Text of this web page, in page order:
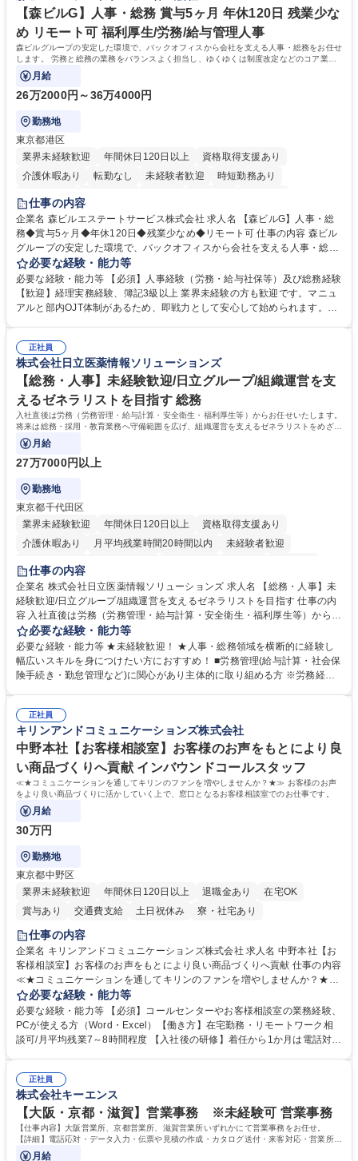
【森ビルG】人事・総務 賞与5ヶ月 年休120日 残業少な
め リモート可 福利厚生/労務/給与管理人事
森ビルグループの安定した環境で、バックオフィスから会社を支える人事・総務をお任せ
します。 労務と総務の業務をバランスよく担当し、ゆくゆくは制度改定などのコア業務
にも挑戦できる、やりがいある環境です。
月給
26万2000円～36万4000円
勤務地
東京都港区
業界未経験歓迎
年間休日120日以上
資格取得支援あり
介護休暇あり
転勤なし 未経験者歓迎
時短勤務あり
経験者歓迎
完全週休2日制
交通費支給 長期歓迎 駅近5分以内 土日祝休み
仕事の内容
企業名 森ビルエステートサービス株式会社 求人名 【森ビルG】人事・総
務◆賞与5ヶ月◆年休120日◆残業少なめ◆リモート可 仕事の内容 森ビル
グループの安定した環境で、バックオフィスから会社を支える人事・総務
をお任せします。 労務と総務の業務をバランスよく担当し、ゆくゆくは制
度改定などのコア業務にも挑戦できる、やりがいある環境です。 ■勤怠管
理、給与計算、社会保険手続き、年末調整等の労務管理全般 ■入退社手続
き、社内規定の改定や人事制度改定などのコア業務 ■社内イベントの企画
でも質問・相談できる環境が整っているため、安心して成長できます。 募
集職種 【森ビルG】人事・総務◆賞与5ヶ月◆年休120日◆残業少なめ◆
リモート可
必要な経験・能力等
必要な経験・能力等 【必須】人事経験（労務・給与社保等）及び総務経験
【歓迎】経理実務経験、簿記3級以上 業界未経験の方も歓迎です。マニュ
アルと部内OJT体制があるため、即戦力として安心して始められます。
務に挑戦できるため、自身の成長と組織への貢献度をダイレクトに実感で
きます。 残業少なめ、週1日リモート可など、ワークライフバランスを保
ち長期活躍できる環境です。 「これまでの幅広い経験を活かし、長期的な
キャリアを築きたい」という前向きな意欲と挑戦を全力で応援します。 学
歴・資格 学歴：大学院 大学 高専 短大 専修学校 高校 語学力： 資格：日商
簿記検定1級 日商簿記検定2級 日商簿記検定3級
正社員
株式会社日立医薬情報ソリューションズ
【総務・人事】未経験歓迎/日立グループ/組織運営を支
えるゼネラリストを目指す 総務
入社直後は労務（労務管理・給与計算・安全衛生・福利厚生等）からお任せいたします。
将来は総務・採用・教育業務へ守備範囲を広げ、組織運営を支えるゼネラリストをめざせ
ます。
月給
27万7000円以上
勤務地
東京都千代田区
業界未経験歓迎
年間休日120日以上
資格取得支援あり
介護休暇あり
月平均残業時間20時間以内
未経験者歓迎
住宅手当あり
育休あり
完全週休2日制 交通費支給 土日祝休み 寮・社宅あり
仕事の内容
企業名 株式会社日立医薬情報ソリューションズ 求人名 【総務・人事】未
経験歓迎/日立グループ/組織運営を支えるゼネラリストを目指す 仕事の内
容 入社直後は労務（労務管理・給与計算・安全衛生・福利厚生等）からお
任せいたします。将来は総務・採用・教育業務へ守備範囲を広げ、組織運
営を支えるゼネラリストをめざせます。 ・初期業務：労働時間管理、給与
計算、社会保険対応、福利厚生管理、安全衛生、健康経営推進等をお任せ
します。ご経験に応じて、休職者管理など、幅広く経験を積んでいただき
幅広く経験を積みたい意欲がある方に最適な環境です。 募集職種 【総
務・人事】未経験歓迎/日立グループ/組織運営を支えるゼネラリストを目
指す
必要な経験・能力等
必要な経験・能力等 ★未経験歓迎！ ★人事・総務領域を横断的に経験し
幅広いスキルを身につけたい方におすすめ！ ■労務管理(給与計算・社会保
険手続き・勤怠管理など)に関心があり主体的に取り組める方 ※労務経験
のご経験 ■労務管理（給与計算・社会保険手続き・勤怠管理など）の経験
■衛生管理者の資格をお持ちの方 学歴・資格 学歴：大学院 大学 高専 短大
専修学校 高校 語学力： 資格：
正社員
キリンアンドコミュニケーションズ株式会社
中野本社【お客様相談室】お客様のお声をもとにより良
い商品づくりへ貢献 インバウンドコールスタッフ
≪★コミュニケーションを通してキリンのファンを増やしませんか？★≫ お客様のお声
をより良い商品づくりに活かしていく上で、窓口となるお客様相談室でのお仕事です。
月給
30万円
勤務地
東京都中野区
業界未経験歓迎
年間休日120日以上 退職金あり
在宅OK
賞与あり
交通費支給 土日祝休み 寮・社宅あり
仕事の内容
企業名 キリンアンドコミュニケーションズ株式会社 求人名 中野本社【お
客様相談室】お客様のお声をもとにより良い商品づくりへ貢献 仕事の内容
≪★コミュニケーションを通してキリンのファンを増やしませんか？★≫
お客様のお声をより良い商品づくりに活かしていく上で、窓口となるお客
様相談室でのお仕事です。 日々お客様からいただくキリングループへのご
意見を、企業活動に活かしています。お客様からの声に迅速かつ誠意をも
って対応、情報提供するとともにグループ内活動に反映しています。 【具
平均100件前後■メール・手紙：同上40件前後 募集職種 中野本社【お客様
相談室】お客様のお声をもとにより良い商品づくりへ貢献
必要な経験・能力等
必要な経験・能力等 【必須】コールセンターやお客様相談室の業務経験、
PCが使える方（Word・Excel）【働き方】在宅勤務・リモートワーク相
談可/月平均残業7～8時間程度 【入社後の研修】着任から1か月は電話対応
すのでご安心ください。 【当社について】キリングループの広報機能を担
う会社として、お客様との出会いを大切にし、磨き上げたホスピタリティ
を込めてコミュニケーションをとりながら広報関連業務を行っておりま
す。 学歴・資格 学歴：大学院 大学 高専 短大 専修学校 高校 語学力： 資
格：
正社員
株式会社キーエンス
【大阪・京都・滋賀】営業事務 ※未経験可 営業事務
【仕事内容】大阪営業所、京都営業所、滋賀営業所いずれかにて営業事務をお任せ。
【詳細】電話応対・データ入力・伝票や見積の作成・カタログ送付・来客対応・営業所内
で発生する事務業務や業務改善をお任せ。
月給